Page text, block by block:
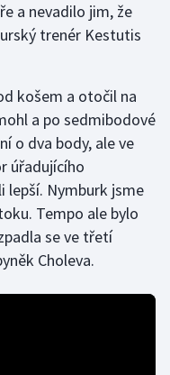
a nevadilo jim, že
trenér Kestutis
košem a otočil na
a po sedmibodové
o dva body, ale ve
úřadujícího
lepší. Nymburk jsme
Tempo ale bylo
se ve třetí
Choleva.